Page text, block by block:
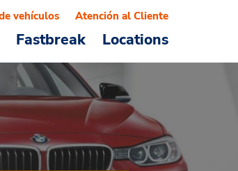
Fastbreak Locations
vehículos Atención al Cliente